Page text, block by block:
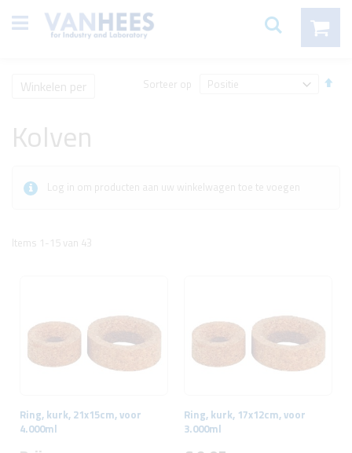
direct
door
Zoeken
Kolven
Log in om producten aan uw winkelwagen toe te voegen
Items 1- 15 van 43
Sorteer op
Ring, kurk, 21x15cm, voor
4.000ml
Ring, kurk, 17x12cm, voor
3.000ml
Winkelen per